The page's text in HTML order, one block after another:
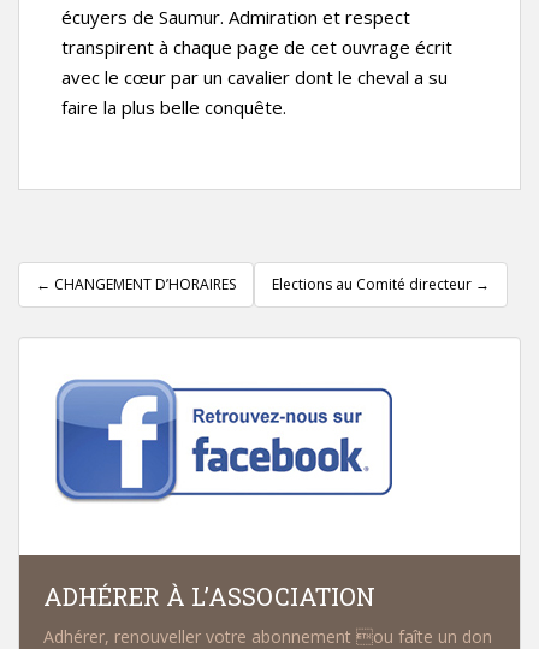
écuyers de Saumur. Admiration et respect
transpirent à chaque page de cet ouvrage écrit
avec le cœur par un cavalier dont le cheval a su
faire la plus belle conquête.
d'article
← CHANGEMENT D’HORAIRES Elections au Comité directeur →
ADHÉRER À L’ASSOCIATION
Adhérer, renouveller votre abonnement ou faîte un don